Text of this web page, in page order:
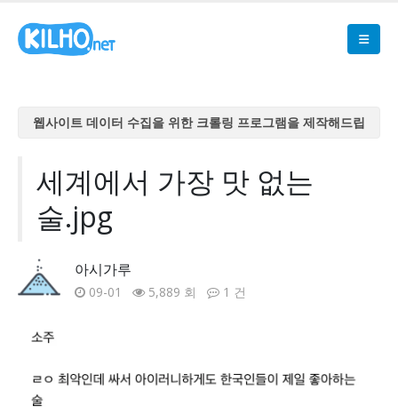
웹사이트 데이터 수집을 위한 크롤링 프로그램을 제작해드립
웹사이트 데이터 수집을 위한 크롤링 프로그램을 제작해드립
니다
웹사이트 데이터 수집을 위한 크롤링 프로그램을 제작해드립
웹사이트 데이터 수집을 위한 크롤링 프로그램을 제작해드립
니다
세계에서 가장 맛 없는
술.jpg
아시가루
09-01 5,889 회 1 건